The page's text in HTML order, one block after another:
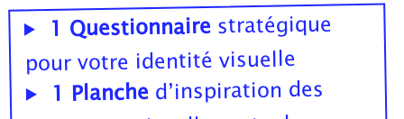
1 Questionnaire stratégique
pour votre identité visuelle
1 Planche d’inspiration des